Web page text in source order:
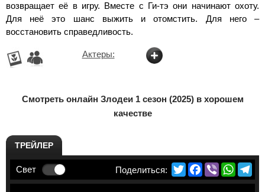
возвращает её в игру. Вместе с Ги-тэ они начинают охоту.
Для неё это шанс выжить и отомстить. Для него –
восстановить справедливость.
Актеры:
Смотреть онлайн Злодеи 1 сезон (2025) в хорошем
качестве
ТРЕЙЛЕР
Свет TwitterFacebook
Viber